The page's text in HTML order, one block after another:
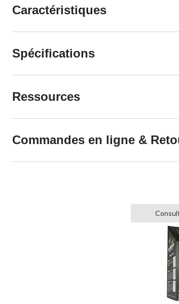
Caractéristiques
Spécifications
Ressources
Commandes en ligne &